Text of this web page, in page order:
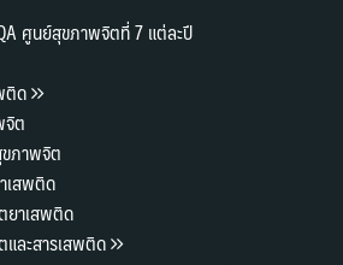
ศูนย์สุขภาพจิตที่ 7 แต่ละปี
ติด
ต
ภาพจิต
เสพติด
ยาเสพติด
ละสารเสพติด